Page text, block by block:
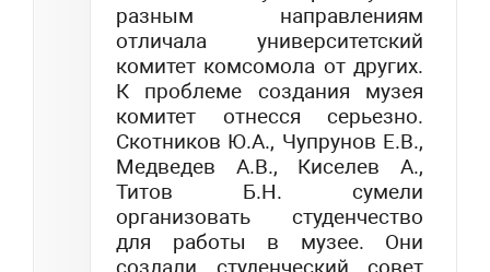
разным направлениям
отличала университетский
комитет комсомола от других.
К проблеме создания музея
комитет отнесся серьезно.
Скотников Ю.А., Чупрунов Е.В.,
Медведев А.В., Киселев А.,
Титов Б.Н. сумели
организовать студенчество
для работы в музее. Они